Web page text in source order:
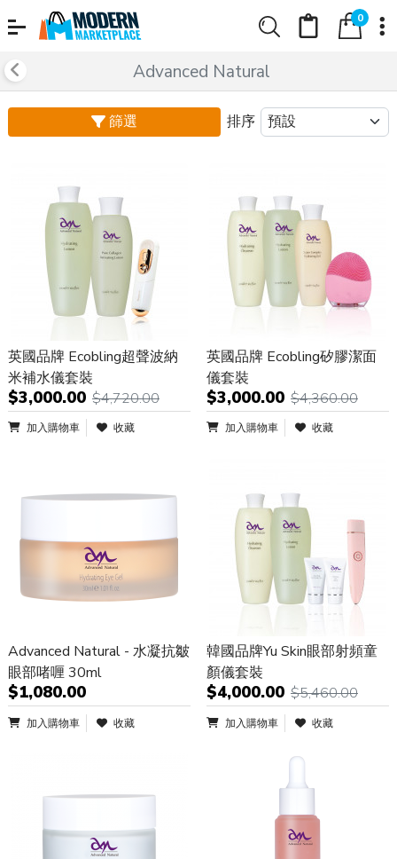
0
Advanced Natural
篩選 排序
英國品牌 Ecobling超聲波納
米補水儀套裝
$3,000.00 $4,720.00
加入購物車 收藏
英國品牌 Ecobling矽膠潔面
儀套裝
$3,000.00 $4,360.00
加入購物車 收藏
Advanced Natural - 水凝抗皺
眼部啫喱 30ml
$1,080.00
加入購物車 收藏
韓國品牌Yu Skin眼部射頻童
顏儀套裝
$4,000.00 $5,460.00
加入購物車 收藏